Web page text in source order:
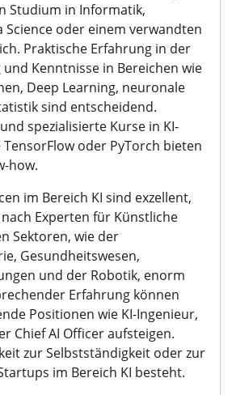
Studium in Informatik,
Science oder einem verwandten
Praktische Erfahrung in der
Kenntnisse in Bereichen wie
Deep Learning, neuronale
sind entscheidend.
spezialisierte Kurse in KI-
oder PyTorch bieten
how.
im Bereich KI sind exzellent,
Experten für Künstliche
Sektoren, wie der
Gesundheitswesen,
und der Robotik, enorm
Erfahrung können
Positionen wie KI-Ingenieur,
Chief AI Officer aufsteigen.
zur Selbstständigkeit oder zur
im Bereich KI besteht.